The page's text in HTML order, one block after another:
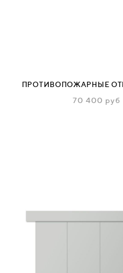
ПРОТИВОПОЖАРНЫЕ
70 400 руб